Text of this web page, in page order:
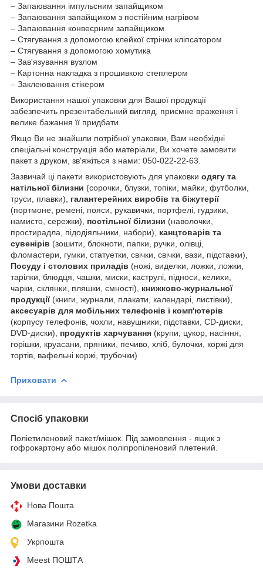
– Запаювання імпульсним запайщиком
– Запаювання запайщиком з постійним нагрівом
– Запаювання конвеєрним запайщиком
– Стягування з допомогою клейкої стрічки кліпсатором
– Стягування з допомогою хомутика
– Зав'язування вузлом
– Картонна накладка з прошивкою степлером
– Заклеювання стікером
Використання нашої упаковки для Вашої продукції
забезпечить презентабельний вигляд, приємне враження і
велике бажання її придбати.
Якщо Ви не знайшли потрібної упаковки, Вам необхідні
спеціальні конструкція або матеріали, Ви хочете замовити
пакет з друком, зв'яжіться з нами: 050-022-22-63.
Зазвичай ці пакети використовують для упаковки одягу та
натільної білизни (сорочки, блузки, топіки, майки, футболки,
труси, плавки), галантерейних виробів та біжутерії
(портмоне, ремені, пояси, рукавички, портфелі, гудзики,
намисто, сережки), постільної білизни (наволочки,
простирадла, підодіяльники, набори), канцтоварів та
сувенірів (зошити, блокноти, папки, ручки, олівці,
фломастери, гумки, статуетки, свічки, свічки, вази, підставки),
Посуду і столових приладів (ножі, виделки, ложки, ложки,
тарілки, блюдця, чашки, миски, каструлі, підноси, келихи,
чарки, склянки, пляшки, ємності), книжково-журнальної
продукції(книги, журнали, плакати, календарі, листівки),
аксесуарів для мобільних телефонів і комп'ютерів
(корпусу телефонів, чохли, навушники, підставки, CD-диски,
DVD-диски), продуктів харчування (крупи, цукор, насіння,
горішки, круасани, пряники, печиво, хліб, булочки, коржі для
тортів, вафельні коржі, трубочки)
Приховати
Спосіб упаковки
Поліетиленовий пакет/мішок. Під замовлення - ящик з
гофрокартону або мішок поліпропіленовий плетений.
Умови доставки
Нова Пошта
Магазини Rozetka
Укрпошта
Meest ПОШТА